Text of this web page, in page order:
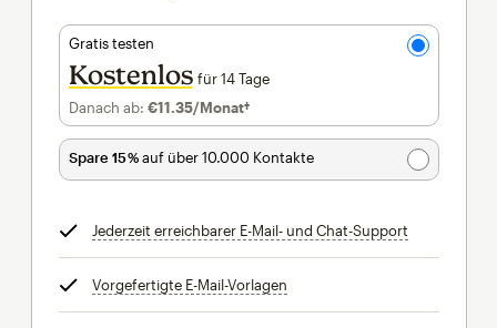
Gratis testen
Kostenlos für 14 Tage
Danach ab: €11.35/Monat†pro Monat†
Spare 15 %auf über 10.000 Kontakte
Jederzeit erreichbarer E-Mail- und Chat-Support
Vorgefertigte E-Mail-Vorlagen